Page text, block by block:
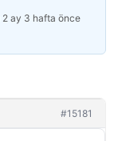
2 ay 3 hafta önce
#15181